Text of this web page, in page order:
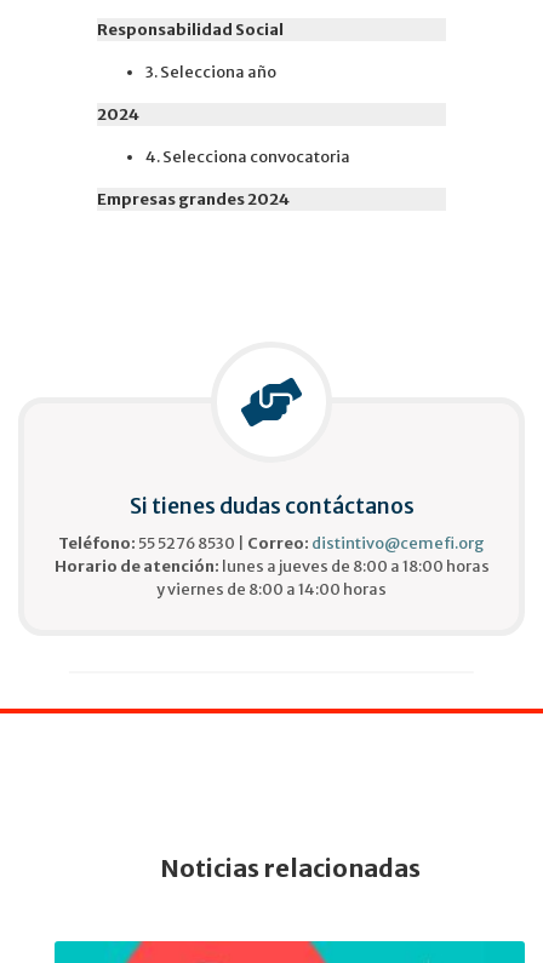
Responsabilidad Social
3. Selecciona año
2024
4. Selecciona convocatoria
Empresas grandes 2024
Si tienes dudas contáctanos
Teléfono: 55 5276 8530 | Correo: distintivo@cemefi.org
Horario de atención: lunes a jueves de 8:00 a 18:00 horas
y viernes de 8:00 a 14:00 horas
Noticias relacionadas